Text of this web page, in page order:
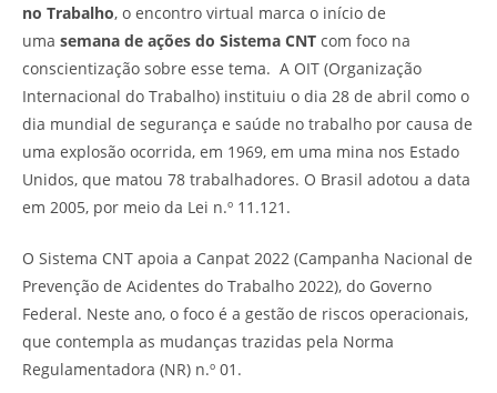
no Trabalho, o encontro virtual marca o início de
uma semana de ações do Sistema CNT com foco na
conscientização sobre esse tema. A OIT (Organização
Internacional do Trabalho) instituiu o dia 28 de abril como o
dia mundial de segurança e saúde no trabalho por causa de
uma explosão ocorrida, em 1969, em uma mina nos Estado
Unidos, que matou 78 trabalhadores. O Brasil adotou a data
em 2005, por meio da Lei n.º 11.121.
O Sistema CNT apoia a Canpat 2022 (Campanha Nacional de
Prevenção de Acidentes do Trabalho 2022), do Governo
Federal. Neste ano, o foco é a gestão de riscos operacionais,
que contempla as mudanças trazidas pela Norma
Regulamentadora (NR) n.º 01.